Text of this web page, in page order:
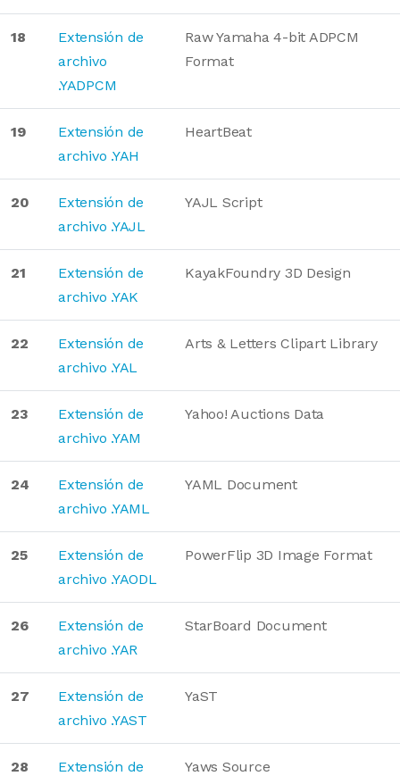
18
Extensión de
archivo
.YADPCM
Raw Yamaha 4-bit ADPCM
Format
19
Extensión de
archivo .YAH
HeartBeat
20
Extensión de
archivo .YAJL
YAJL Script
21
Extensión de
archivo .YAK
KayakFoundry 3D Design
22
Extensión de
archivo .YAL
Arts & Letters Clipart Library
23
Extensión de
archivo .YAM
Yahoo! Auctions Data
24
Extensión de
archivo .YAML
YAML Document
25
Extensión de
archivo .YAODL
PowerFlip 3D Image Format
26
Extensión de
archivo .YAR
StarBoard Document
27
Extensión de
archivo .YAST
YaST
28
Extensión de
Yaws Source